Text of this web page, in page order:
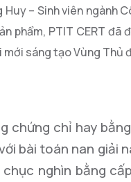
– Sinh viên ngành
phẩm, PTIT CERT
sáng tạo Vùng Thủ
chứng chỉ hay
bài toán nan
nghìn bằng